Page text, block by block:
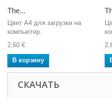
The...
Цвет A4 для загрузки на
компьютер.
2,60 €
В корзину
СКАЧАТЬ